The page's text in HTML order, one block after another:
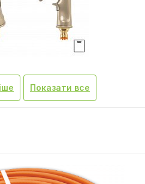
Показати все